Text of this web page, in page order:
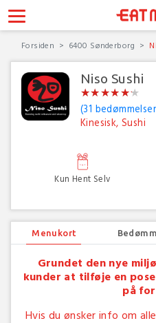
Forsiden 6400 Sønderborg
Niso Sushi
★★★★★★
★★★★★★
(31
Kinesisk, Sushi
Kun Hent Selv
Menukort
Grundet den nye
kunder at tilføje en
på
Hvis du ønsker info om